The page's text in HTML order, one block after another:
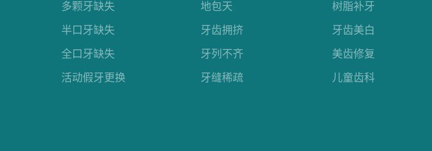
多颗牙缺失
半口牙缺失
全口牙缺失
活动假牙更换
地包天
牙齿拥挤
牙列不齐
牙缝稀疏
树脂补牙
牙齿美白
美齿修复
儿童齿科